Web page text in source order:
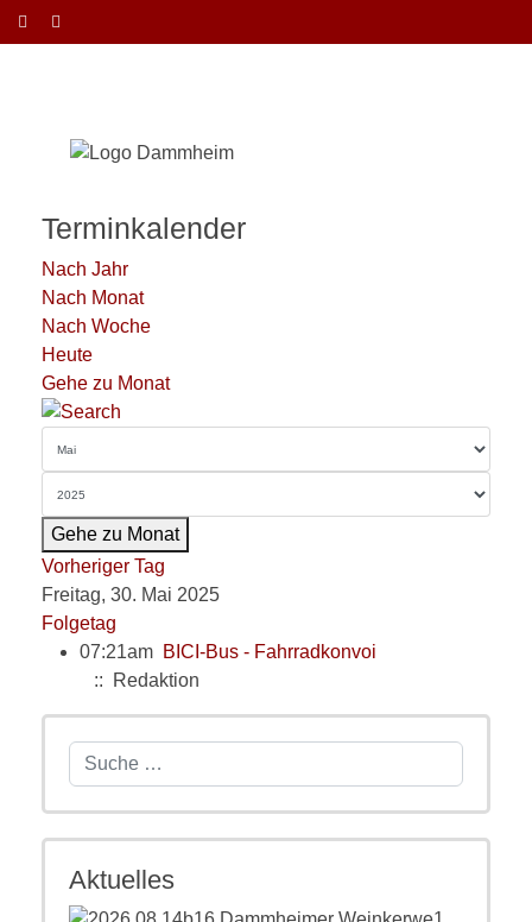
Terminkalender
Nach Jahr
Nach Monat
Nach Woche
Heute
Gehe zu Monat
Gehe zu Monat
Vorheriger Tag
Freitag, 30. Mai 2025
Folgetag
07:21am BICI-Bus - Fahrradkonvoi
:: Redaktion
Suchen
Aktuelles